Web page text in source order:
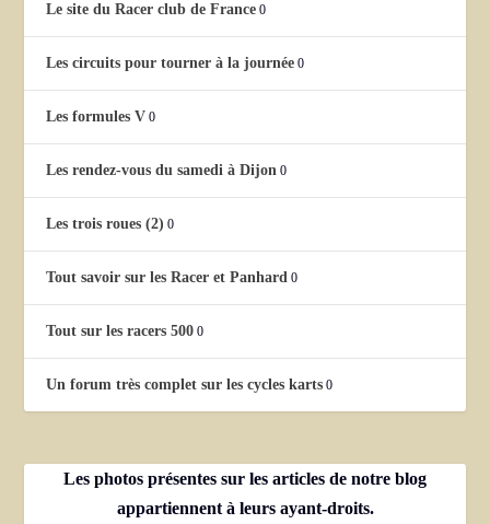
Le site du Racer club de France 0
Les circuits pour tourner à la journée 0
Les formules V 0
Les rendez-vous du samedi à Dijon 0
Les trois roues (2) 0
Tout savoir sur les Racer et Panhard 0
Tout sur les racers 500 0
Un forum très complet sur les cycles karts 0
Les photos présentes sur les articles de notre blog
appartiennent à leurs ayant-droits.